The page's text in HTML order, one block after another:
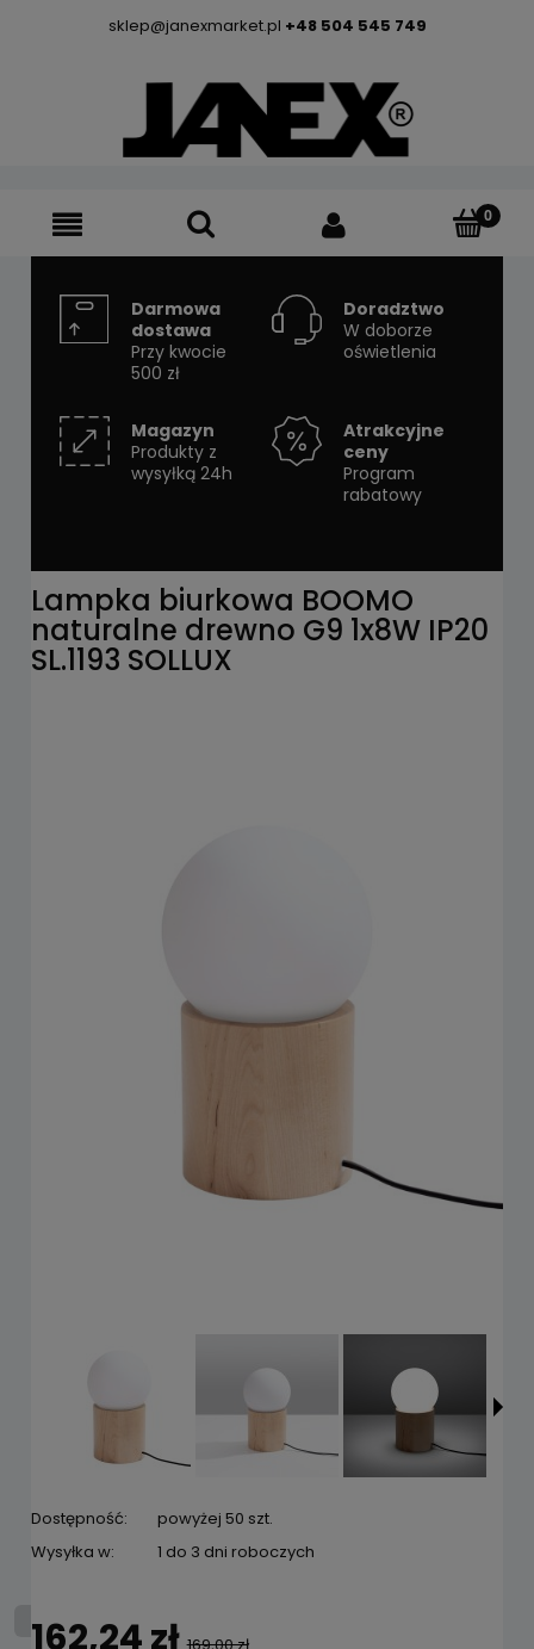
sklep@janexmarket.pl +48 504 545 749
Darmowa
dostawa
Przy kwocie
500 zł
Doradztwo
W doborze
oświetlenia
Magazyn
Produkty z
wysyłką 24h
Atrakcyjne
ceny
Program
rabatowy
Lampka biurkowa BOOMO
naturalne drewno G9 1x8W IP20
SL.1193 SOLLUX
Dostępność:
powyżej 50 szt.
Wysyłka w:
1 do 3 dni roboczych
162,24 zł